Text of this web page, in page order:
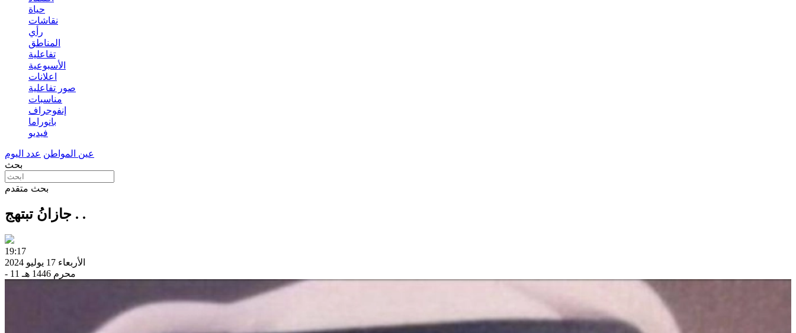
حياة
نقاشات
رأي
المناطق
تفاعلية
الأسبوعية
اعلانات
صور تفاعلية
مناسبات
إنفوجراف
بانوراما
فيديو
عين المواطن عدد اليوم
بحث
بحث متقدم
جازانُ تبتهج . .
19:17
الأربعاء 17 يوليو 2024
- 11 محرم 1446 هـ